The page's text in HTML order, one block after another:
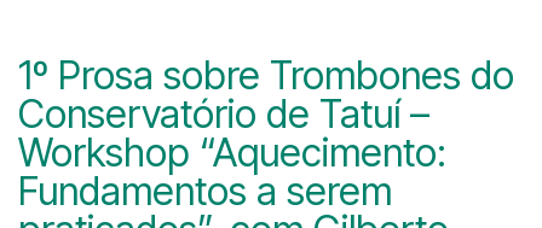
1º Prosa sobre Trombones do
Conservatório de Tatuí –
Workshop “Aquecimento:
Fundamentos a serem